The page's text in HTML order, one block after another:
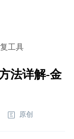
工具
法详解-金
原创